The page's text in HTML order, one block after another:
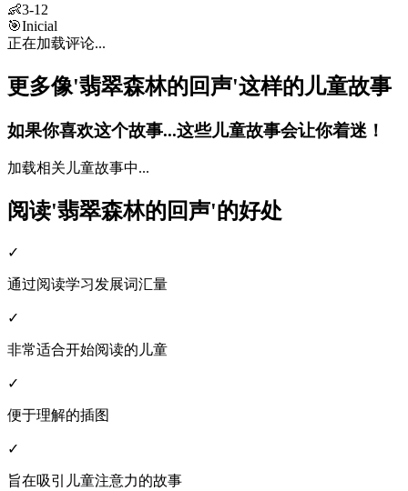
👶3-12
🎯Inicial
正在加载评论...
更多像'翡翠森林的回声'这样的儿童故事
如果你喜欢这个故事...这些儿童故事会让你着迷！
加载相关儿童故事中...
阅读'翡翠森林的回声'的好处
✓
通过阅读学习发展词汇量
✓
非常适合开始阅读的儿童
✓
便于理解的插图
✓
旨在吸引儿童注意力的故事